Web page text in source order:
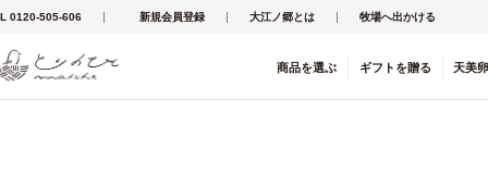
0120-505-606 新規会員登録 大江ノ郷とは 牧場へ出かける
商品を選ぶ ギフト を贈る 天美